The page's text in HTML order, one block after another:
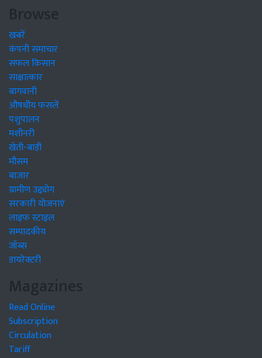
Browse
खबरें
कंपनी समाचार
सफल किसान
साक्षात्कार
बागवानी
औषधीय फसलें
पशुपालन
मशीनरी
खेती-बाड़ी
मौसम
बाजार
ग्रामीण उद्द्योग
सरकारी योजनाएं
लाइफ स्टाइल
सम्पादकीय
जॉब्स
डायरेक्टरी
Magazines
Read Online
Subscription
Circulation
Tariff